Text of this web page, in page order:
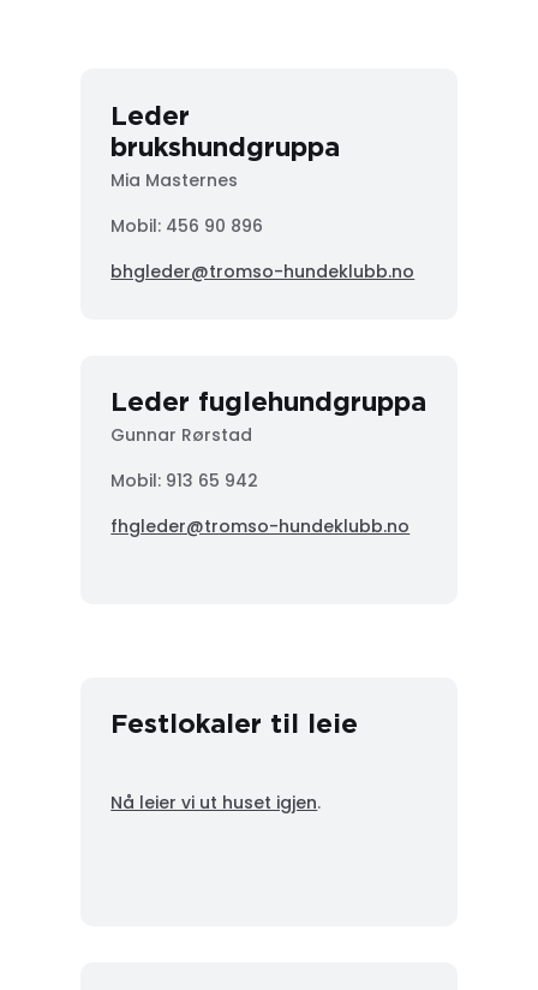
Leder
brukshundgruppa
Mia Masternes
Mobil: 456 90 896
bhgleder@tromso-hundeklubb.no
Leder fuglehundgruppa
Gunnar Rørstad
Mobil: 913 65 942
fhgleder@tromso-hundeklubb.no
Festlokaler til leie
Nå leier vi ut huset igjen.